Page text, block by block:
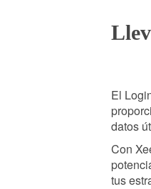
El
datos
Con
tus